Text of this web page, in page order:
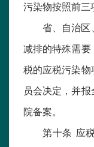
污染物按照前三
省、自治区
减排的特殊需
税的应税污染
员会决定，并
院备案。
第十条 应